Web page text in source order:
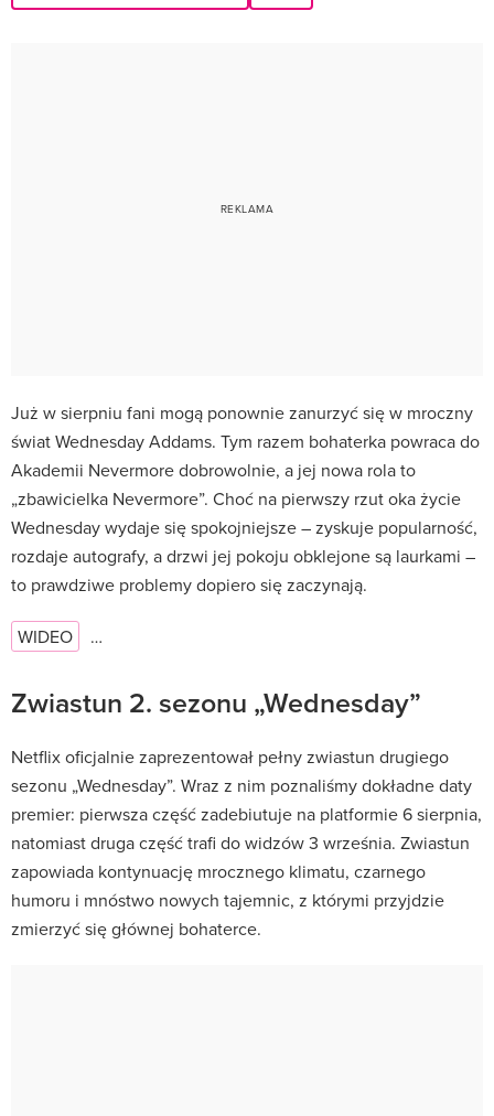
Już w sierpniu fani mogą ponownie zanurzyć się w mroczny
świat Wednesday Addams. Tym razem bohaterka powraca do
Akademii Nevermore dobrowolnie, a jej nowa rola to
„zbawicielka Nevermore”. Choć na pierwszy rzut oka życie
Wednesday wydaje się spokojniejsze – zyskuje popularność,
rozdaje autografy, a drzwi jej pokoju obklejone są laurkami –
to prawdziwe problemy dopiero się zaczynają.
WIDEO …
Zwiastun 2. sezonu „Wednesday”
Netflix oficjalnie zaprezentował pełny zwiastun drugiego
sezonu „Wednesday”. Wraz z nim poznaliśmy dokładne daty
premier: pierwsza część zadebiutuje na platformie 6 sierpnia,
natomiast druga część trafi do widzów 3 września. Zwiastun
zapowiada kontynuację mrocznego klimatu, czarnego
humoru i mnóstwo nowych tajemnic, z którymi przyjdzie
zmierzyć się głównej bohaterce.